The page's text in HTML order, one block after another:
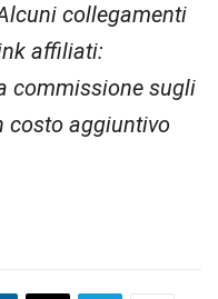
collegamenti
affiliati:
commissione sugli
costo aggiuntivo